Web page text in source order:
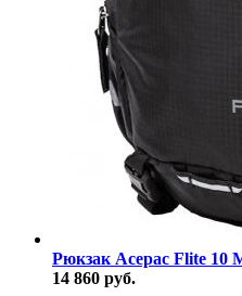
Рюкзак Acepac Flite 10
14 860 руб.